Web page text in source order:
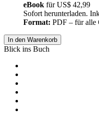
eBook fürUS$ 42,99
Sofort herunterladen.
Format: PDF – für alle
In den Warenkorb
Blick ins Buch